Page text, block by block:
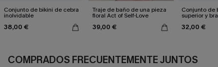
Conjunto de bikini de cebra
inolvidable
38,00 €
Traje de baño de una pieza
floral Act of Self-Love
39,00 €
Conjunto de
superior y
reversible
marrón
32,00 €
COMPRADOS FRECUENTEMENTE JUNTOS